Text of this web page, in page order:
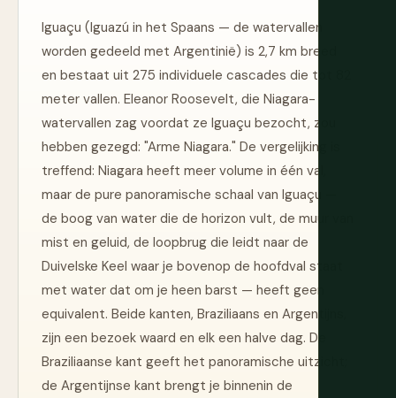
Iguaçu (Iguazú in het Spaans — de watervallen
worden gedeeld met Argentinië) is 2,7 km breed
en bestaat uit 275 individuele cascades die tot 82
meter vallen. Eleanor Roosevelt, die Niagara-
watervallen zag voordat ze Iguaçu bezocht, zou
hebben gezegd: "Arme Niagara." De vergelijking is
treffend: Niagara heeft meer volume in één val,
maar de pure panoramische schaal van Iguaçu —
de boog van water die de horizon vult, de muur van
mist en geluid, de loopbrug die leidt naar de
Duivelske Keel waar je bovenop de hoofdval staat
met water dat om je heen barst — heeft geen
equivalent. Beide kanten, Braziliaans en Argentijns,
zijn een bezoek waard en elk een halve dag. De
Braziliaanse kant geeft het panoramische uitzicht;
de Argentijnse kant brengt je binnenin de